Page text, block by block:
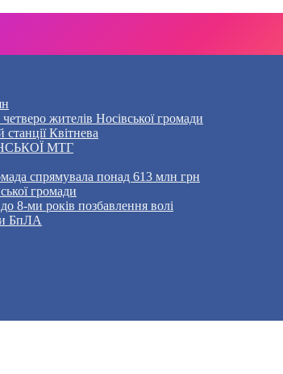
жителів Носівської громади
Квітнева
МТГ
спрямувала понад 613 млн грн
громади
8-ми років позбавлення волі
БпЛА